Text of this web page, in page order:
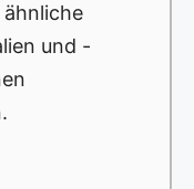
und -